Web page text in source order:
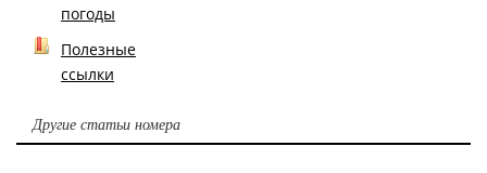
погоды
Полезные
ссылки
Другие статьи номера